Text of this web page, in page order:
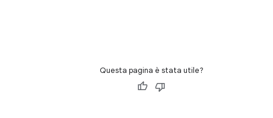
Questa pagina è stata utile?